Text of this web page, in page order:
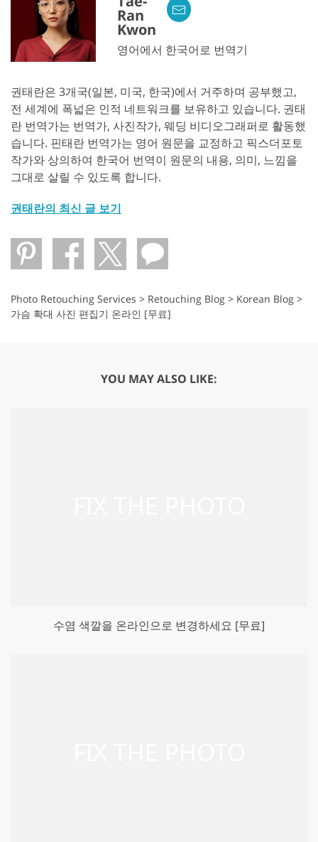
Ran
Kwon
영어에서 한국어로 번역기
권태란은 3개국(일본, 미국, 한국)에서 거주하며 공부했고,
전 세계에 폭넓은 인적 네트워크를 보유하고 있습니다. 권태
란 번역가는 번역가, 사진작가, 웨딩 비디오그래퍼로 활동했
습니다. 핀태란 번역가는 영어 원문을 교정하고 픽스더포토
작가와 상의하여 한국어 번역이 원문의 내용, 의미, 느낌을
그대로 살릴 수 있도록 합니다.
권태란의 최신 글 보기
Photo Retouching Services > Retouching Blog > Korean Blog >
가슴 확대 사진 편집기 온라인 [무료]
YOU MAY ALSO LIKE:
수염 색깔을 온라인으로 변경하세요 [무료]